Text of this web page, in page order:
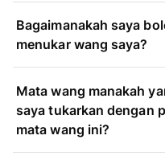
Bagaimanakah saya
menukar wang saya?
Mata wang manakah
saya tukarkan dengan
mata wang ini?